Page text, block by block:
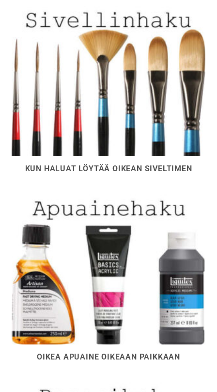
KUN HALUAT LÖYTÄÄ OIKEAN SIVELTIMEN
OIKEA APUAINE OIKEAAN PAIKKAAN